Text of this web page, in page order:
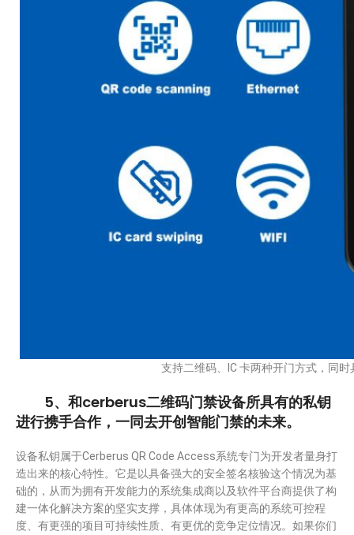
支持二维码、IC 卡两种开门方式，同
5、和cerberus二维码门禁设备所具有的私钥
进行携手合作，一同去开创智能门禁的未来。
设备私钥属于Cerberus QR Code Access系统专门为开发者量身打
造出来的核心特性。它是以具备强大的安全签名核验这个情况为基
础的，从而为拥有开发能力的系统集成商以及软件平台商提供了构
建一体化解决方案的坚实支撑，具体体现为有更高的系统可控程
度、有更强的项目可持续性质、有更优的竞争定位情况。如果你们